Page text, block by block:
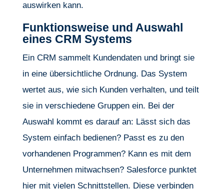
auswirken kann.
Funktionsweise und Auswahl
eines CRM Systems
Ein CRM sammelt Kundendaten und bringt sie
in eine übersichtliche Ordnung. Das System
wertet aus, wie sich Kunden verhalten, und teilt
sie in verschiedene Gruppen ein. Bei der
Auswahl kommt es darauf an: Lässt sich das
System einfach bedienen? Passt es zu den
vorhandenen Programmen? Kann es mit dem
Unternehmen mitwachsen? Salesforce punktet
hier mit vielen Schnittstellen. Diese verbinden